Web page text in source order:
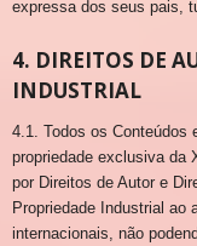
expressa dos seus pais,
4. DIREITOS DE
INDUSTRIAL
4.1. Todos os Conteúdos
propriedade exclusiva da
por Direitos de Autor e
Propriedade Industrial ao
internacionais, não